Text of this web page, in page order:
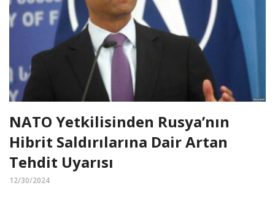
NATO Yetkilisinden Rusya’nın
Hibrit Saldırılarına Dair Artan
Tehdit Uyarısı
12/30/2024